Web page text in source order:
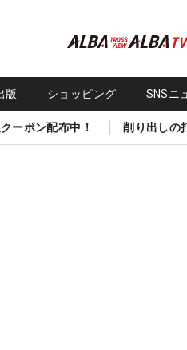
版 ショッピング SNSニ
ーポン配布中！ 削り出しの